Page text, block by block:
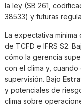
la ley (SB 261,
38533) y futuras
La expectativa
de TCFD e IFRS S2.
cómo la gerencia
con el clima y,
supervisión. Bajo
y potenciales de
clima sobre